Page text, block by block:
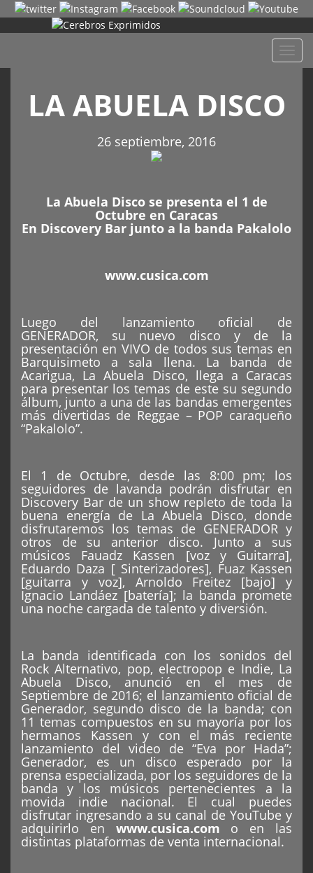
LA ABUELA DISCO
26 septiembre, 2016
La Abuela Disco se presenta el 1 de
Octubre en Caracas
En Discovery Bar junto a la banda Pakalolo
www.cusica.com
Luego del lanzamiento oficial de
GENERADOR, su nuevo disco y de la
presentación en VIVO de todos sus temas en
Barquisimeto a sala llena. La banda de
Acarigua, La Abuela Disco, llega a Caracas
para presentar los temas de este su segundo
álbum, junto a una de las bandas emergentes
más divertidas de Reggae – POP caraqueño
“Pakalolo”.
El 1 de Octubre, desde las 8:00 pm; los
seguidores de lavanda podrán disfrutar en
Discovery Bar de un show repleto de toda la
buena energía de La Abuela Disco, donde
disfrutaremos los temas de GENERADOR y
otros de su anterior disco. Junto a sus
músicos Fauadz Kassen [voz y Guitarra],
Eduardo Daza [ Sinterizadores], Fuaz Kassen
[guitarra y voz], Arnoldo Freitez [bajo] y
Ignacio Landáez [batería]; la banda promete
una noche cargada de talento y diversión.
La banda identificada con los sonidos del
Rock Alternativo, pop, electropop e Indie, La
Abuela Disco, anunció en el mes de
Septiembre de 2016; el lanzamiento oficial de
Generador, segundo disco de la banda; con
11 temas compuestos en su mayoría por los
hermanos Kassen y con el más reciente
lanzamiento del video de “Eva por Hada”;
Generador, es un disco esperado por la
prensa especializada, por los seguidores de la
banda y los músicos pertenecientes a la
movida indie nacional. El cual puedes
disfrutar ingresando a su canal de YouTube y
adquirirlo en www.cusica.com o en las
distintas plataformas de venta internacional.